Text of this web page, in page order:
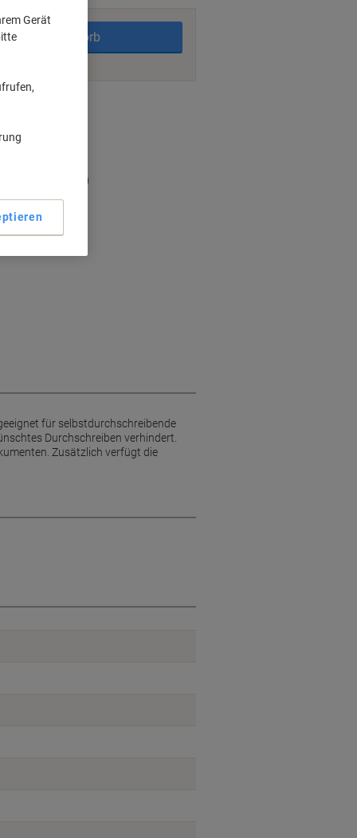
In den Warenkorb
Durchschreiben
für selbstdurchschreibende
Durchschreiben verhindert.
Zusätzlich verfügt die
Gerät